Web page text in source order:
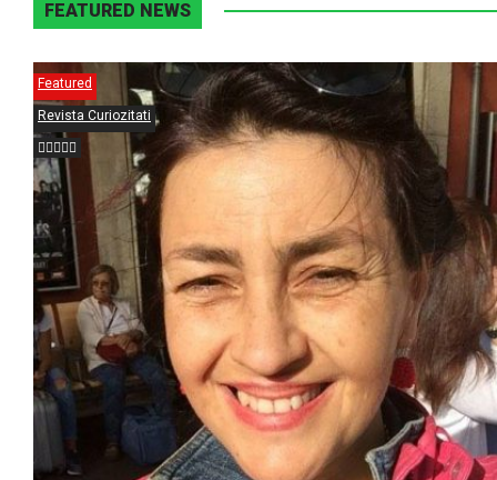
FEATURED NEWS
Featured
Revista Curiozitati